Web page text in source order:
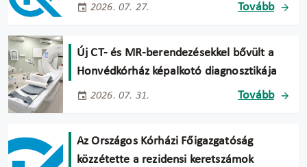
2026. 07. 27. Tovább
Új CT- és MR-berendezésekkel bővült a
Honvédkórház képalkotó diagnosztikája
2026. 07. 31. Tovább
Az Országos Kórházi Főigazgatóság
közzétette a rezidensi keretszámok